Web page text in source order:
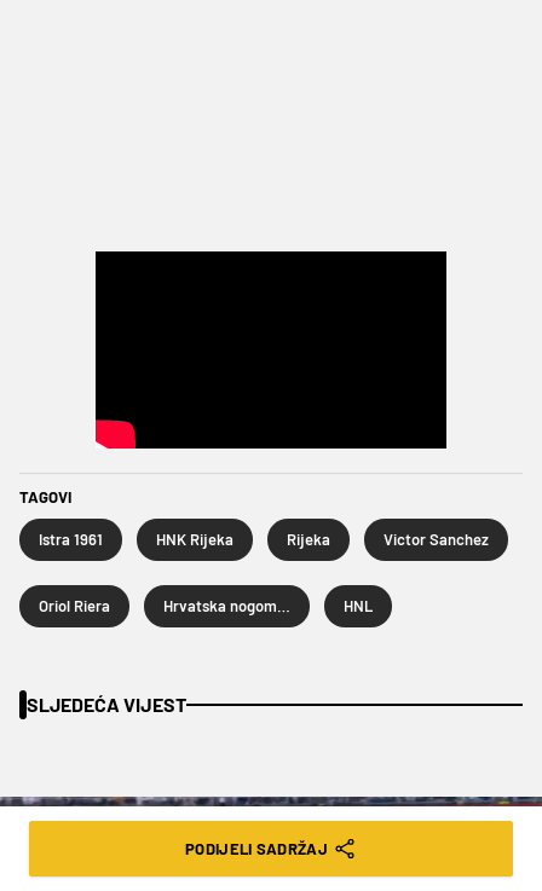
TAGOVI
Istra 1961 HNK Rijeka Rijeka Victor Sanchez
Oriol Riera HNL
SLJEDEĆA VIJEST
PODIJELI SADRŽAJ